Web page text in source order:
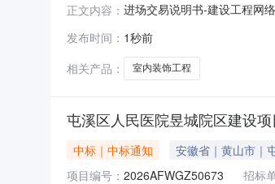
正文内容： 进场交易说明书-建设工程网
项目类别房建招标方式公开
徽合肥公共资源交易
发布时间： 1秒前
相关产品：
室内装饰工程
屯溪区人民医院昱城院区建设
中标｜中标通知 安徽省｜黄山市｜
项目编号： 2026AFWGZ50673 招标